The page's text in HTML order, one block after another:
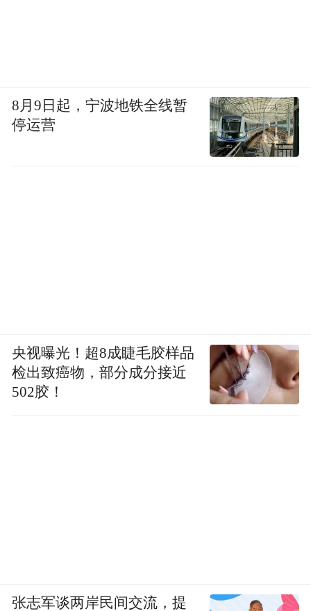
8月9日起，宁波地铁全线暂
停运营
央视曝光！超8成睫毛胶样品
检出致癌物，部分成分接近
502胶！
张志军谈两岸民间交流，提